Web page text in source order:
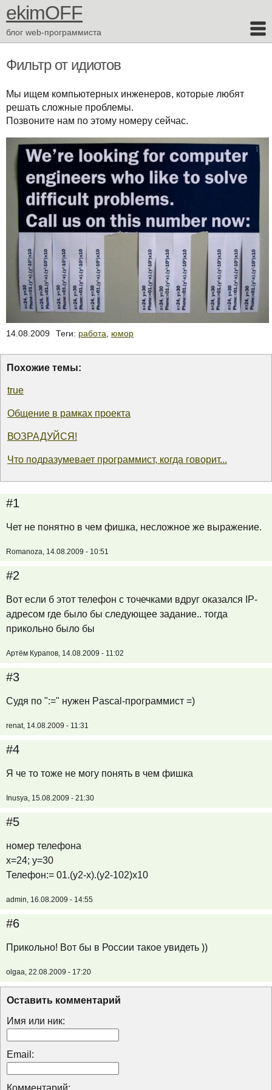
ekimOFF
блог web-программиста
Фильтр от идиотов
Мы ищем компьютерных инженеров, которые любят
решать сложные проблемы.
Позвоните нам по этому номеру сейчас.
14.08.2009 Теги: работа, юмор
Похожие темы:
true
Общение в рамках проекта
ВОЗРАДУЙСЯ!
Что подразумевает программист, когда говорит...
#1
Чет не понятно в чем фишка, несложное же выражение.
Romanoza, 14.08.2009 - 10:51
#2
Вот если б этот телефон с точечками вдруг оказался IP-
адресом где было бы следующее задание.. тогда
прикольно было бы
Артём Курапов, 14.08.2009 - 11:02
#3
Судя по ":=" нужен Pascal-программист =)
renat, 14.08.2009 - 11:31
#4
Я че то тоже не могу понять в чем фишка
Inusya, 15.08.2009 - 21:30
#5
номер телефона
x=24; y=30
Телефон:= 01.(y2-x).(y2-102)x10
admin, 16.08.2009 - 14:55
#6
Прикольно! Вот бы в России такое увидеть ))
olgaa, 22.08.2009 - 17:20
Оставить комментарий
Имя или ник:
Email: